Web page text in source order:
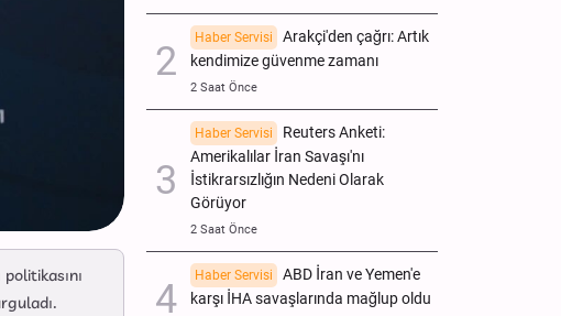
Haber Servisi
Arakçi'den çağrı: Artık
kendimize güvenme zamanı
2 Saat Önce
Haber Servisi
Reuters Anketi:
Amerikalılar İran Savaşı'nı
İstikrarsızlığın Nedeni Olarak
Görüyor
2 Saat Önce
Haber Servisi
ABD İran ve Yemen'e
karşı İHA savaşlarında mağlup oldu